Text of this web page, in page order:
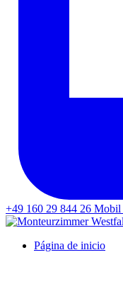
+49 160 29 844 26 Mobil
Página de inicio